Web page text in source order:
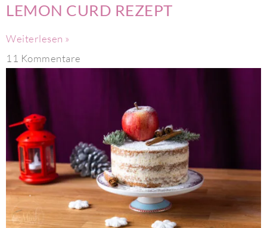
LEMON CURD REZEPT
Weiterlesen »
11 Kommentare